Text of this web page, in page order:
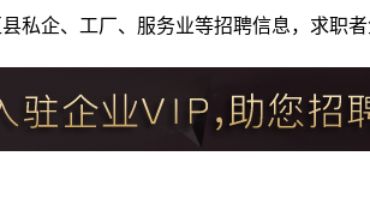
私企、工厂、服务业等招聘信息，求职